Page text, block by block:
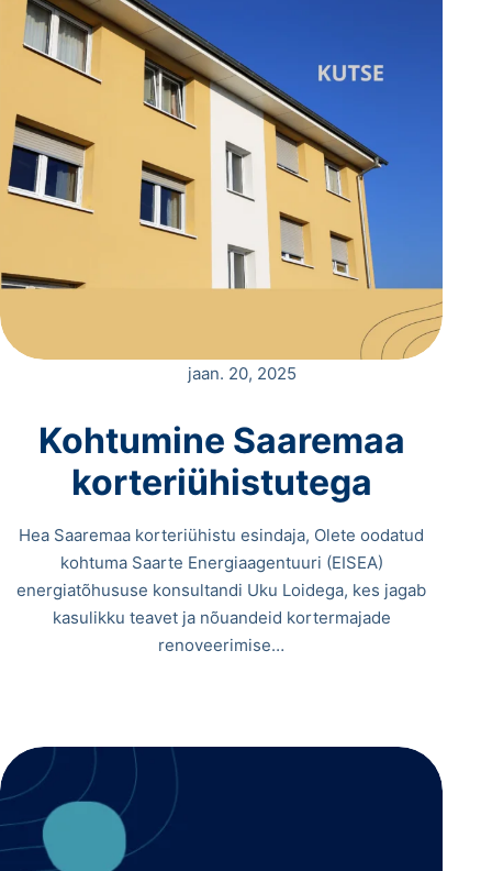
jaan. 20, 2025
Kohtumine Saaremaa
korteriühistutega
Hea Saaremaa korteriühistu esindaja, Olete oodatud
kohtuma Saarte Energiaagentuuri (EISEA)
energiatõhususe konsultandi Uku Loidega, kes jagab
kasulikku teavet ja nõuandeid kortermajade
renoveerimise…